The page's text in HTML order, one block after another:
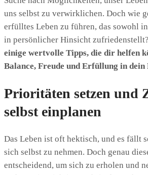
uns selbst zu verwirklichen. Doch wie
erfülltes Leben zu führen, das sowohl
in persönlicher Hinsicht zufriedenstellt?
einige wertvolle Tipps, die dir helfen
Balance, Freude und Erfüllung in dein
Prioritäten setzen und
selbst einplanen
Das Leben ist oft hektisch, und es fällt
sich selbst zu nehmen. Doch genau
entscheidend, um sich zu erholen und